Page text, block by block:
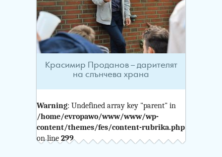
Красимир Проданов – дарителят
на слънчева храна
Warning: Undefined array key "parent" in
/home/evropawo/www/www/wp-
content/themes/fes/content-rubrika.php
on line 299